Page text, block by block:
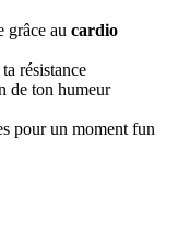
grâce au cardio
résistance
de ton humeur
pour un moment fun